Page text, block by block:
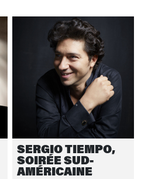
SERGIO TIEMPO,
SOIRÉE SUD-
AMÉRICAINE